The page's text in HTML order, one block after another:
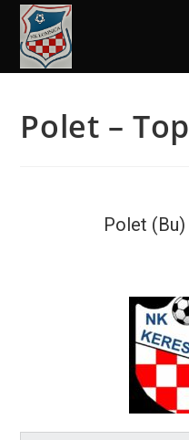
Polet – Top
Polet (Bu)